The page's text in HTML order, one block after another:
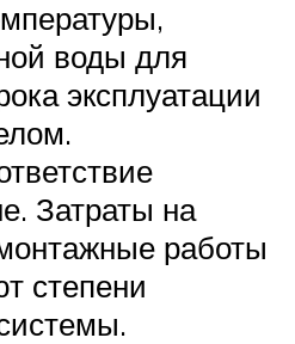
воды для
эксплуатации
Затраты на
работы
степени